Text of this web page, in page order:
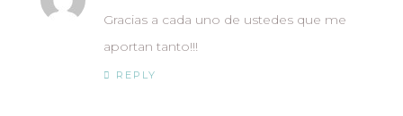
Gracias a cada uno de ustedes que me
aportan tanto!!!
REPLY